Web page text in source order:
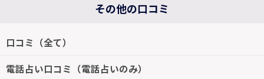
その他の口コミ
口コミ（全て）
電話占い口コミ（電話占いのみ）